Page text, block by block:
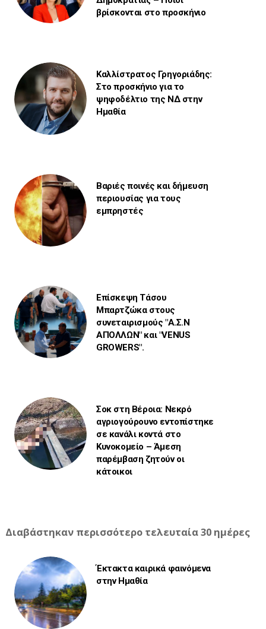
βρίσκονται στο προσκήνιο
Καλλίστρατος Γρηγοριάδης:
Στο προσκήνιο για το
ψηφοδέλτιο της ΝΔ στην
Ημαθία
Βαριές ποινές και δήμευση
περιουσίας για τους
εμπρηστές
Επίσκεψη Τάσου
Μπαρτζώκα στους
συνεταιρισμούς "Α.Σ.Ν
ΑΠΟΛΛΩΝ" και "VENUS
GROWERS".
Σοκ στη Βέροια: Νεκρό
αγριογούρουνο εντοπίστηκε
σε κανάλι κοντά στο
Κυνοκομείο – Άμεση
παρέμβαση ζητούν οι
κάτοικοι
Διαβάστηκαν περισσότερο τελευταία 30 ημέρες
Έκτακτα καιρικά φαινόμενα
στην Ημαθία